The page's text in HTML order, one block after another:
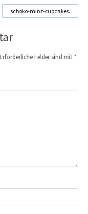
schoko-minz-cupcakes.
Erforderliche Felder sind mit *